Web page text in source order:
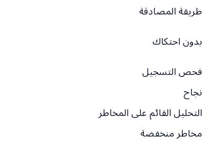
طريقة المصادقة
بدون احتكاك
فحص التسجيل
نجاح
التحليل القائم على المخاطر
مخاطر منخفضة